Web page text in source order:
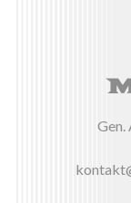
Gen.